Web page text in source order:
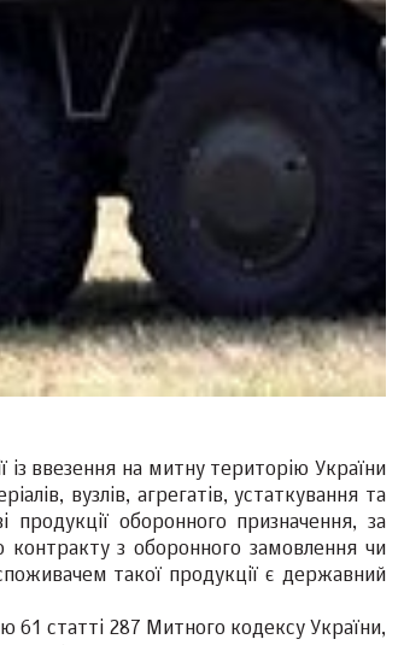
із ввезення на митну територію України
вузлів, агрегатів, устаткування та
оборонного призначення, за
з оборонного замовлення чи
такої продукції є державний
61 статті 287 Митного кодексу України,